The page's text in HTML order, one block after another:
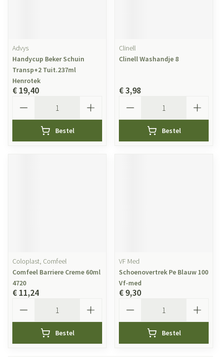
Advys
Handycup Beker Schuin
Transp+2 Tuit.237ml
Henrotek
€ 19,40
Bestel
Clinell
Clinell Washandje 8
€ 3,98
Bestel
Coloplast, Comfeel
Comfeel Barriere Creme 60ml
4720
€ 11,24
Bestel
VF Med
Schoenovertrek Pe Blauw 100
Vf-med
€ 9,30
Bestel